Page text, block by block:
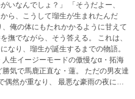
しょ？」 「そうだよー、
ら、こうして瑠生が生まれたんだ
ながら、そう答える。 これは、
なり、瑠生が誕生するまでの物語。
鹿正直な・蓮。 ただの男友達
偶然が重なり、 最悪な豪雨の夜に起
なヒートだった。 脳の芯まで